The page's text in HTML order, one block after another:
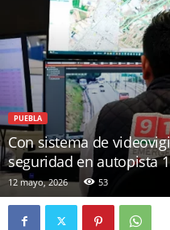
PUEBLA
Con sistema de
seguridad en autopista
12 mayo, 2026 53